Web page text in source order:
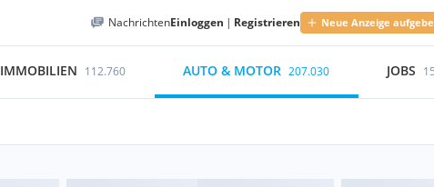
NachrichtenEinloggen | Registrieren Neue Anzeige
IMMOBILIEN 112.760 AUTO & MOTOR 207.030 JOBS